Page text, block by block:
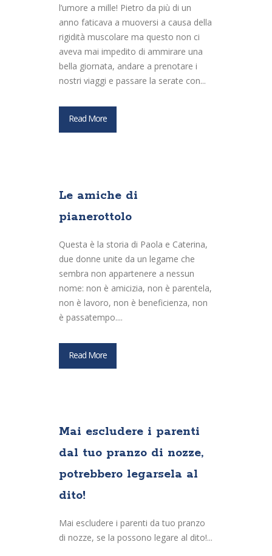
l’umore a mille! Pietro da più di un
anno faticava a muoversi a causa della
rigidità muscolare ma questo non ci
aveva mai impedito di ammirare una
bella giornata, andare a prenotare i
nostri viaggi e passare la serate con...
Read More
Le amiche di
pianerottolo
Questa è la storia di Paola e Caterina,
due donne unite da un legame che
sembra non appartenere a nessun
nome: non è amicizia, non è parentela,
non è lavoro, non è beneficienza, non
è passatempo....
Read More
Mai escludere i parenti
dal tuo pranzo di nozze,
potrebbero legarsela al
dito!
Mai escludere i parenti da tuo pranzo
di nozze, se la possono legare al dito!...